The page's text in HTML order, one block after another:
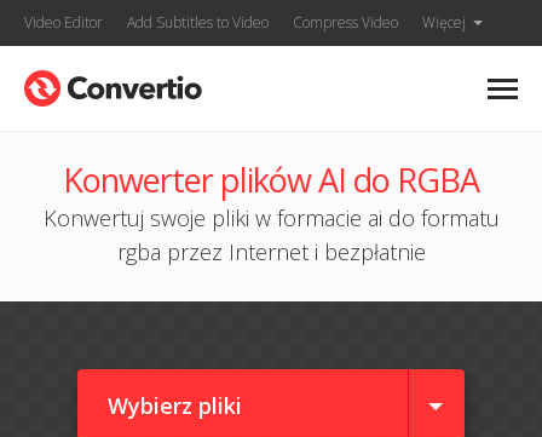
Video Editor Add Subtitles to Video Compress Video Więcej
Konwerter plików AI do RGBA
Konwertuj swoje pliki w formacie ai do formatu
rgba przez Internet i bezpłatnie
Wybierz pliki